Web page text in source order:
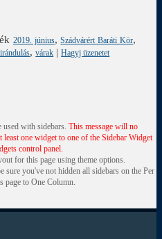
2019. június,Szádvárért Baráti Kör,
,várak |Hagyj üzenetet
used with sidebars. This message will no
least one widget to one of the Sidebar Widget
control panel.
for this page using theme options.
sure you've not hidden all sidebars on the Per
page to One Column.